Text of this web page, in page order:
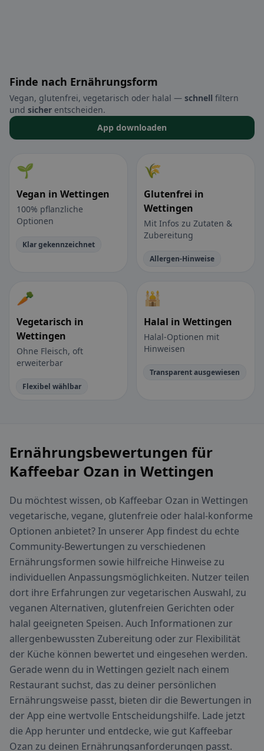
Finde nach Ernährungsform
Vegan, glutenfrei, vegetarisch oder halal — schnell filtern
und sicher entscheiden.
App downloaden
🌱
Vegan in Wettingen
100% pflanzliche
Optionen
Klar gekennzeichnet
🌾
Glutenfrei in
Wettingen
Mit Infos zu Zutaten &
Zubereitung
Allergen-Hinweise
🥕
Vegetarisch in
Wettingen
Ohne Fleisch, oft
erweiterbar
Flexibel wählbar
🕌
Halal in Wettingen
Halal-Optionen mit
Hinweisen
Transparent ausgewiesen
Ernährungsbewertungen für
Kaffeebar Ozan in Wettingen
Du möchtest wissen, ob Kaffeebar Ozan in Wettingen
vegetarische, vegane, glutenfreie oder halal-konforme
Optionen anbietet? In unserer App findest du echte
Community-Bewertungen zu verschiedenen
Ernährungsformen sowie hilfreiche Hinweise zu
individuellen Anpassungsmöglichkeiten. Nutzer teilen
dort ihre Erfahrungen zur vegetarischen Auswahl, zu
veganen Alternativen, glutenfreien Gerichten oder
halal geeigneten Speisen. Auch Informationen zur
allergenbewussten Zubereitung oder zur Flexibilität
der Küche können bewertet und eingesehen werden.
Gerade wenn du in Wettingen gezielt nach einem
Restaurant suchst, das zu deiner persönlichen
Ernährungsweise passt, bieten dir die Bewertungen in
der App eine wertvolle Entscheidungshilfe. Lade jetzt
die App herunter und entdecke, wie gut Kaffeebar
Ozan zu deinen Ernährungsanforderungen passt.